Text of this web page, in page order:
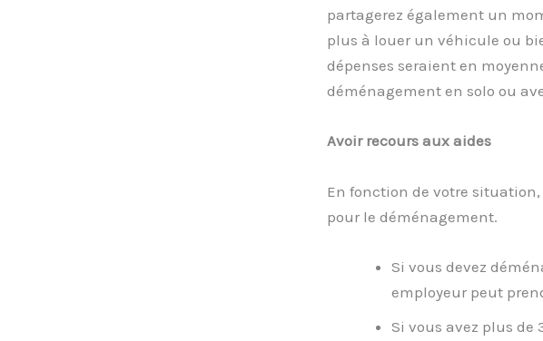
partagerez également un
plus à louer un véhicule ou
dépenses seraient en
déménagement en solo ou
Avoir recours aux aides
En fonction de votre
pour le déménagement.
Si vous devez
employeur peut
Si vous avez plus de